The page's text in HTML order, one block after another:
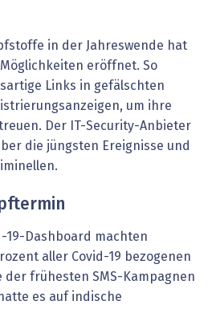
in der Jahreswende hat
eröffnet. So
Links in gefälschten
um ihre
Der IT-Security-Anbieter
die jüngsten Ereignisse und
19-Dashboard machten
aller Covid-19 bezogenen
der frühesten SMS-Kampagnen
es auf indische